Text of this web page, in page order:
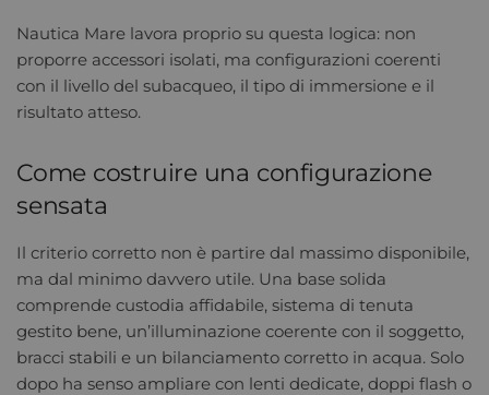
Nautica Mare lavora proprio su questa logica: non
proporre accessori isolati, ma configurazioni coerenti
con il livello del subacqueo, il tipo di immersione e il
risultato atteso.
Come costruire una configurazione
sensata
Il criterio corretto non è partire dal massimo disponibile,
ma dal minimo davvero utile. Una base solida
comprende custodia affidabile, sistema di tenuta
gestito bene, un’illuminazione coerente con il soggetto,
bracci stabili e un bilanciamento corretto in acqua. Solo
dopo ha senso ampliare con lenti dedicate, doppi flash o